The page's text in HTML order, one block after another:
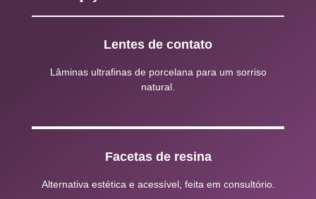
Lentes de contato
Lâminas ultrafinas de porcelana para um sorriso
natural.
Facetas de resina
Alternativa estética e acessível, feita em consultório.